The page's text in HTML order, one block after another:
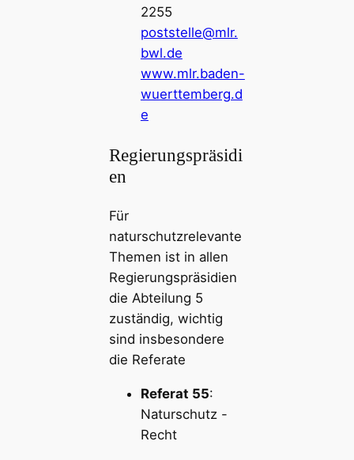
2255
poststelle@mlr.
bwl.de
www.mlr.baden-
wuerttemberg.d
e
Regierungspräsidi
en
Für
naturschutzrelevante
Themen ist in allen
Regierungspräsidien
die Abteilung 5
zuständig, wichtig
sind insbesondere
die Referate
Referat 55:
Naturschutz -
Recht